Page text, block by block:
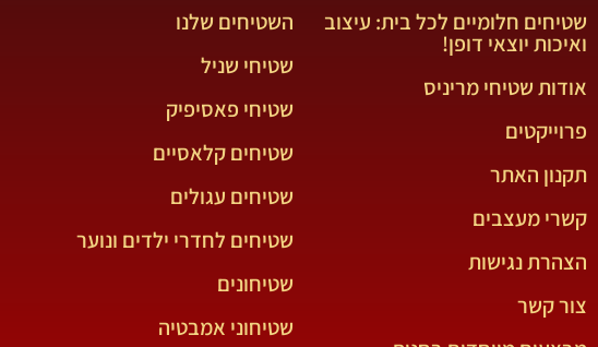
שטיחים חלומיים לכל בית: עיצוב
ואיכות יוצאי דופן!
אודות שטיחי מריניס
פרוייקטים
תקנון האתר
קשרי מעצבים
הצהרת נגישות
צור קשר
השטיחים שלנו
שטיחי שניל
שטיחי פאסיפיק
שטיחים קלאסיים
שטיחים עגולים
שטיחים לחדרי ילדים ונוער
שטיחונים
שטיחוני אמבטיה